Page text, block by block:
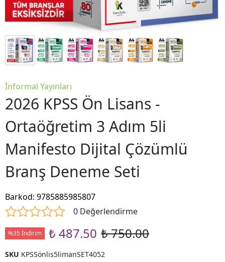
İnformal Yayınları
2026 KPSS Ön Lisans -
Ortaöğretim 3 Adım 5li
Manifesto Dijital Çözümlü
Branş Deneme Seti
Barkod: 9785885985807
0 Değerlendirme
%35 İndirim ₺ 487.50 ₺ 750.00
SKU KPSSönlis5limanSET4052